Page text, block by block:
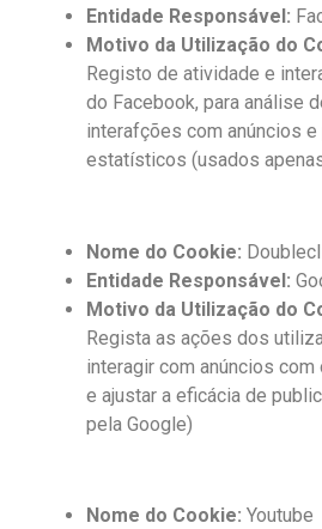
Entidade Responsável:
Motivo da Utilização do
Registo de atividade e
do Facebook, para análise
interafções com anúncios
estatísticos (usados
Nome do Cookie:
Entidade Responsável:
Motivo da Utilização do
Regista as ações dos
interagir com anúncios
e ajustar a eficácia de
pela Google)
Nome do Cookie: Youtube